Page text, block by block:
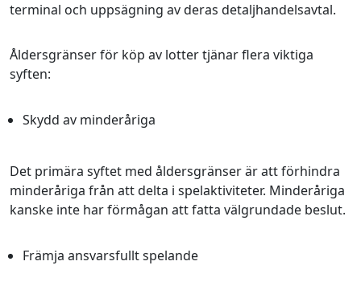
terminal och uppsägning av deras detaljhandelsavtal.
Åldersgränser för köp av lotter tjänar flera viktiga
syften:
Skydd av minderåriga
Det primära syftet med åldersgränser är att förhindra
minderåriga från att delta i spelaktiviteter. Minderåriga
kanske inte har förmågan att fatta välgrundade beslut.
Främja ansvarsfullt spelande